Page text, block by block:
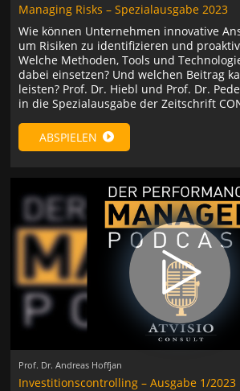
Managing Risks – Spezialausgabe 2023
Wie können Unternehmen innovative
um Risiken zu identifizieren und
Welche Methoden, Tools und
dabei einsetzen? Und welchen Beitrag
leisten? Prof. Dr. Hiebl und Prof. Dr.
in die Spezialausgabe der Zeitschrift
ABSPIELEN
Prof. Dr. Andreas Hoffjan
Investitionscontrolling – Ausgabe 1/2023